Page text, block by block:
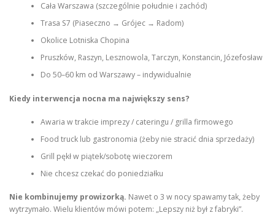
Cała Warszawa (szczególnie południe i zachód)
Trasa S7 (Piaseczno → Grójec → Radom)
Okolice Lotniska Chopina
Pruszków, Raszyn, Lesznowola, Tarczyn, Konstancin, Józefosław
Do 50–60 km od Warszawy – indywidualnie
Kiedy interwencja nocna ma największy sens?
Awaria w trakcie imprezy / cateringu / grilla firmowego
Food truck lub gastronomia (żeby nie stracić dnia sprzedaży)
Grill pękł w piątek/sobotę wieczorem
Nie chcesz czekać do poniedziałku
Nie kombinujemy prowizorką. Nawet o 3 w nocy spawamy tak, żeby
wytrzymało. Wielu klientów mówi potem: „Lepszy niż był z fabryki”.